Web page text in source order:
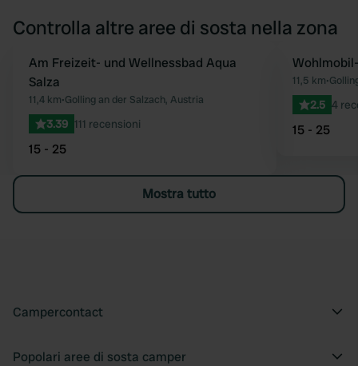
Controlla altre aree di sosta nella zona
Preferito
Am Freizeit- und Wellnessbad Aqua
Salza
11,4 km•Golling an der Salzach, Austria
3.39 111 recensioni
15 - 25
11,5 km•
2.5 4
15 - 25
Mostra tutto
Campercontact
Popolari aree di sosta camper